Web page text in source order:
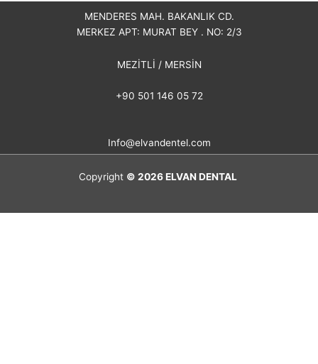
MENDERES MAH. BAKANLIK CD.
MERKEZ APT: MURAT BEY . NO: 2/3
MEZİTLİ / MERSİN
+90 501 146 05 72
Info@elvandentel.com
Copyright © 2026ELVAN DENTAL